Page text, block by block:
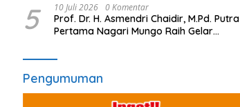
5 10 Juli 2026 0 Komentar
Prof. Dr. H. Asmendri Chaidir, M.Pd. Putra
Pertama Nagari Mungo Raih Gelar
Pengumuman